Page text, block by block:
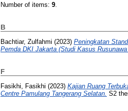
Number of items: 9.
B
Bachtiar, Zulfahmi (2023) Peningkatan
Pemda DKI Jakarta (Studi Kasus
F
Fasikhi, Fasikhi (2023) Kajian Ruang
Centre Pamulang Tangerang Selatan. S2